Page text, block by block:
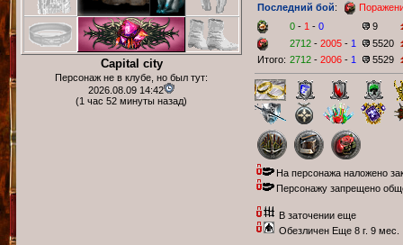
Capital city
Персонаж не в клубе, но был тут:
2026.08.09 14:42
(1 час 52 минуты назад)
Последний бой:
0 - 1 - 0
9
2712 - 2005 - 1
5520
Итого: 2712 - 2006 - 1 5529
На персонажа наложено
Персонажу запрещено
В заточении еще
Обезличен Еще 8 г. 9 мес.